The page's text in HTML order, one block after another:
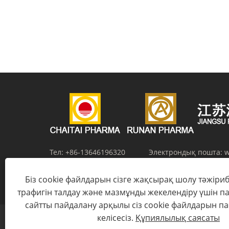
Тел: +86-13646196320 Электрондық пошта:
индустриялық паркі, Хуайань, Цзянсу
Біз cookie файлдарын сізге жақсырақ шолу
трафигін талдау және мазмұнды жекелендіру үшін
сайтты пайдалану арқылы сіз cookie файлдарын
келісесіз. Құпиялылық саясаты